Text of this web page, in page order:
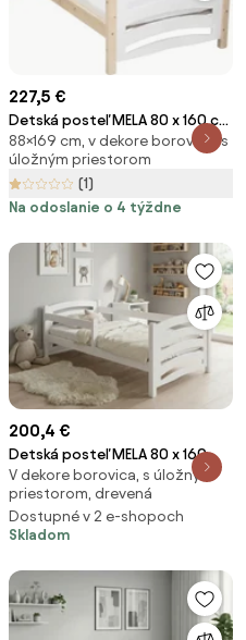
227,5 €
Detská posteľ MELA 80 x 160 cm
biela/borovica Rošt: S
lamelovým roštom, Matrac:
Matrac EASYSOFT 10 cm
88×169 cm, v dekore borovica, s
úložným priestorom
(1)
Na odoslanie o 4 týždne
200,4 €
Detská posteľ MELA 80 x 160
cm, biela Rošt: Bez roštu,
Matrac: Matrac EASYSOFT 8 cm
V dekore borovica, s úložným
priestorom, drevená
Dostupné v 2 e-shopoch
Skladom